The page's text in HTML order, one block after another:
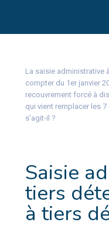
La saisie administrative
compter du 1er janvier
recouvrement forcé à
qui vient remplacer les
s’agit-il ?
Saisie
tiers
à tiers